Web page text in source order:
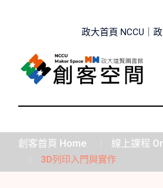
政大首頁 NCCU｜
創客首頁 Home 線上課程
3D列印入門與實作